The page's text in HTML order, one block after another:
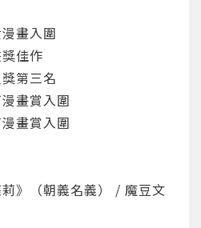
畫入圍
佳作
第三名
畫賞入圍
畫賞入圍
莉》（朝義名義） / 魔豆文